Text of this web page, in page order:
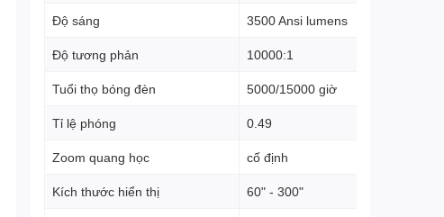
Độ sáng 3500 Ansi lumens
Độ tương phản 10000:1
Tuổi thọ bóng đèn 5000/15000 giờ
Tỉ lệ phóng 0.49
Zoom quang học cố định
Kích thước hiển thị 60" - 300"